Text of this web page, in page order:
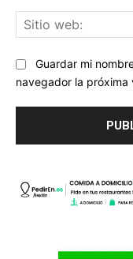
Guardar mi
navegador la próxima